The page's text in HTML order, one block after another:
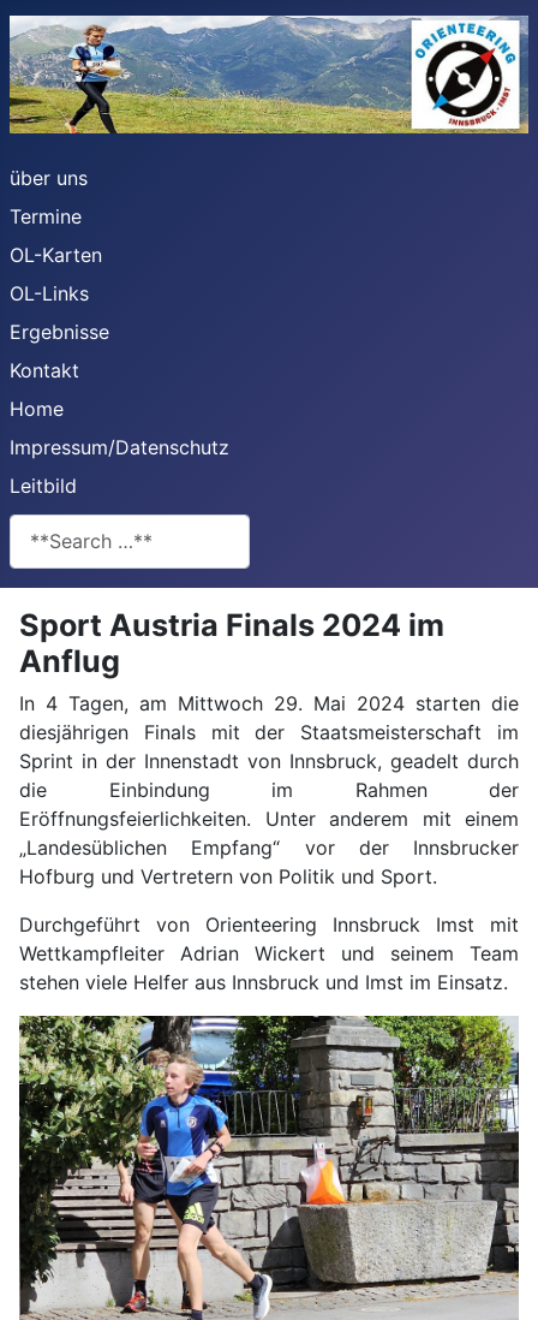
über uns
Termine
OL-Karten
OL-Links
Ergebnisse
Kontakt
Home
Impressum/Datenschutz
Leitbild
**Search**
Sport Austria Finals 2024 im
Anflug
In 4 Tagen, am Mittwoch 29. Mai 2024 starten die
diesjährigen Finals mit der Staatsmeisterschaft im
Sprint in der Innenstadt von Innsbruck, geadelt durch
die Einbindung im Rahmen der
Eröffnungsfeierlichkeiten. Unter anderem mit einem
„Landesüblichen Empfang“ vor der Innsbrucker
Hofburg und Vertretern von Politik und Sport.
Durchgeführt von Orienteering Innsbruck Imst mit
Wettkampfleiter Adrian Wickert und seinem Team
stehen viele Helfer aus Innsbruck und Imst im Einsatz.